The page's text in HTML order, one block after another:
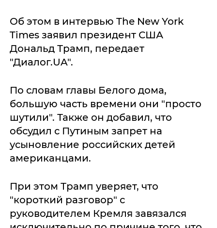
Об этом в интервью The New York
Times заявил президент США
Дональд Трамп, передает
"Диалог.UA".
По словам главы Белого дома,
большую часть времени они "просто
шутили". Также он добавил, что
обсудил с Путиным запрет на
усыновление российских детей
американцами.
При этом Трамп уверяет, что
"короткий разговор" с
руководителем Кремля завязался